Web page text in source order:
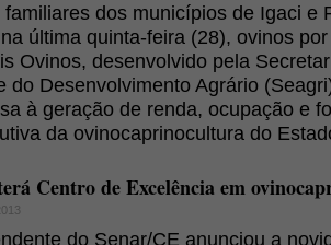
dos municípios de Igaci e
última quinta-feira (28), ovinos
Ovinos, desenvolvido pela
do Desenvolvimento Agrário
à geração de renda, ocupação e
da ovinocaprinocultura do
Centro de Excelência em
do Senar/CE anunciou a